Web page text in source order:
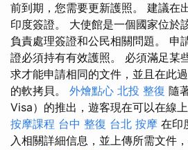
前到期，您需要更新護照。 建議在
印度簽證。 大使館是一個國家位於
負責處理簽證和公民相關問題。 申
證必須持有有效護照。 必須滿足某
求才能申請相同的文件，並且在此
的軟拷貝。 外燴點心 北投 整復 隨
Visa）的推出，遊客現在可以在線上
按摩課程 台中 整復 台北 按摩 在印
入相關詳細信息，並上傳所需文件